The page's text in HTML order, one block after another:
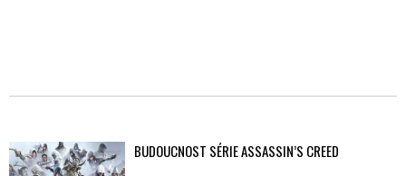
BUDOUCNOST SÉRIE ASSASSIN’S CREED